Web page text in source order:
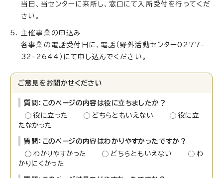
当日、当センターに来所し、窓口にて入所受付を行ってくだ
さい。
主催事業の申込み
各事業の電話受付日に、電話（野外活動センター0277-
32-2644）にて申し込んでください。
ご意見をお聞かせください
質問：このページの内容は役に立ちましたか？
役に立った
どちらともいえない
役に立
たなかった
質問：このページの内容はわかりやすかったですか？
わかりやすかった
どちらともいえない
わ
かりにくかった